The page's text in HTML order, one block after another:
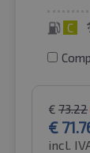
C
€ 73.22
€
incl.